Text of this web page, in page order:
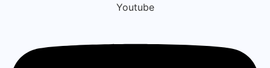
Youtube